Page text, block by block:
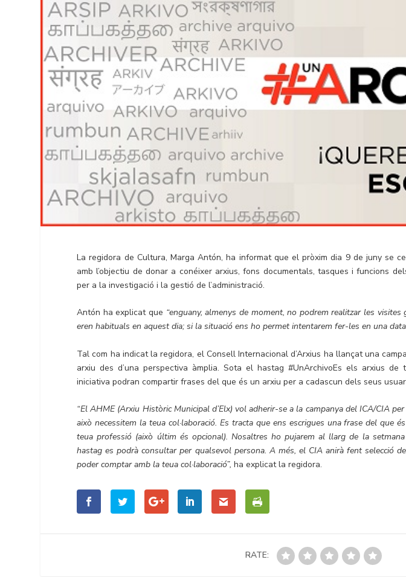
La regidora de Cultura, Marga Antón, ha informat que el pròxim dia 9 de juny se
amb l’objectiu de donar a conéixer arxius, fons documentals, tasques i funcions
per a la investigació i la gestió de l’administració.
Antón ha explicat que “enguany, almenys de moment, no podrem realitzar les visites
eren habituals en aquest dia; si la situació ens ho permet intentarem fer-les en una data
Tal com ha indicat la regidora, el Consell Internacional d’Arxius ha llançat una
arxiu des d’una perspectiva àmplia. Sota el hastag #UnArchivoEs els arxius
iniciativa podran compartir frases del que és un arxiu per a cadascun dels seus
“El AHME (Arxiu Històric Municipal d’Elx) vol adherir-se a la campanya del ICA/CIA
això necessitem la teua col·laboració. Es tracta que ens escrigues una frase del que
teua professió (això últim és opcional). Nosaltres ho pujarem al llarg de la
hastag es podrà consultar per qualsevol persona. A més, el CIA anirà fent selecció
poder comptar amb la teua col·laboració”, ha explicat la regidora.
RATE: